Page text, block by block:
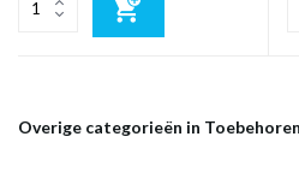
Overige categorieën in